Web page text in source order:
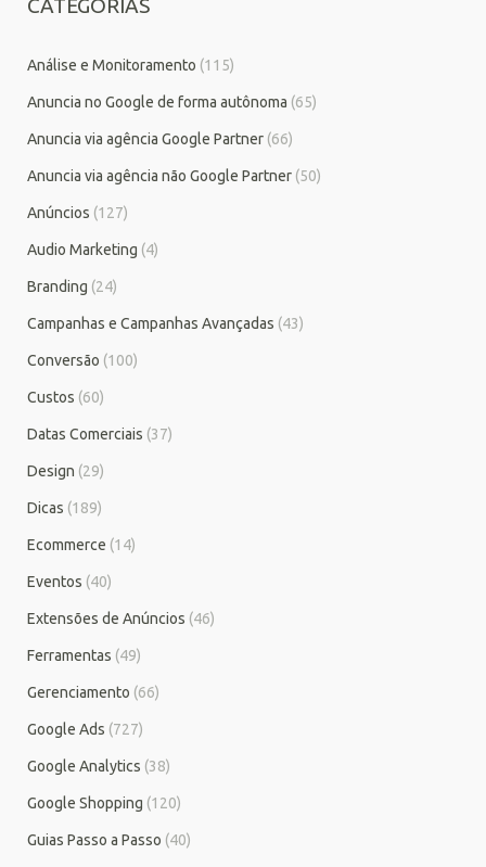
CATEGORIAS
Análise e Monitoramento (115)
Anuncia no Google de forma autônoma (65)
Anuncia via agência Google Partner (66)
Anuncia via agência não Google Partner (50)
Anúncios (127)
Audio Marketing (4)
Branding (24)
Campanhas e Campanhas Avançadas (43)
Conversão (100)
Custos (60)
Datas Comerciais (37)
Design (29)
Dicas (189)
Ecommerce (14)
Eventos (40)
Extensões de Anúncios (46)
Ferramentas (49)
Gerenciamento (66)
Google Ads (727)
Google Analytics (38)
Google Shopping (120)
Guias Passo a Passo (40)